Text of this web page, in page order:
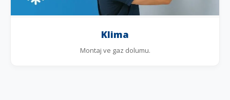
Klima
Montaj ve gaz dolumu.